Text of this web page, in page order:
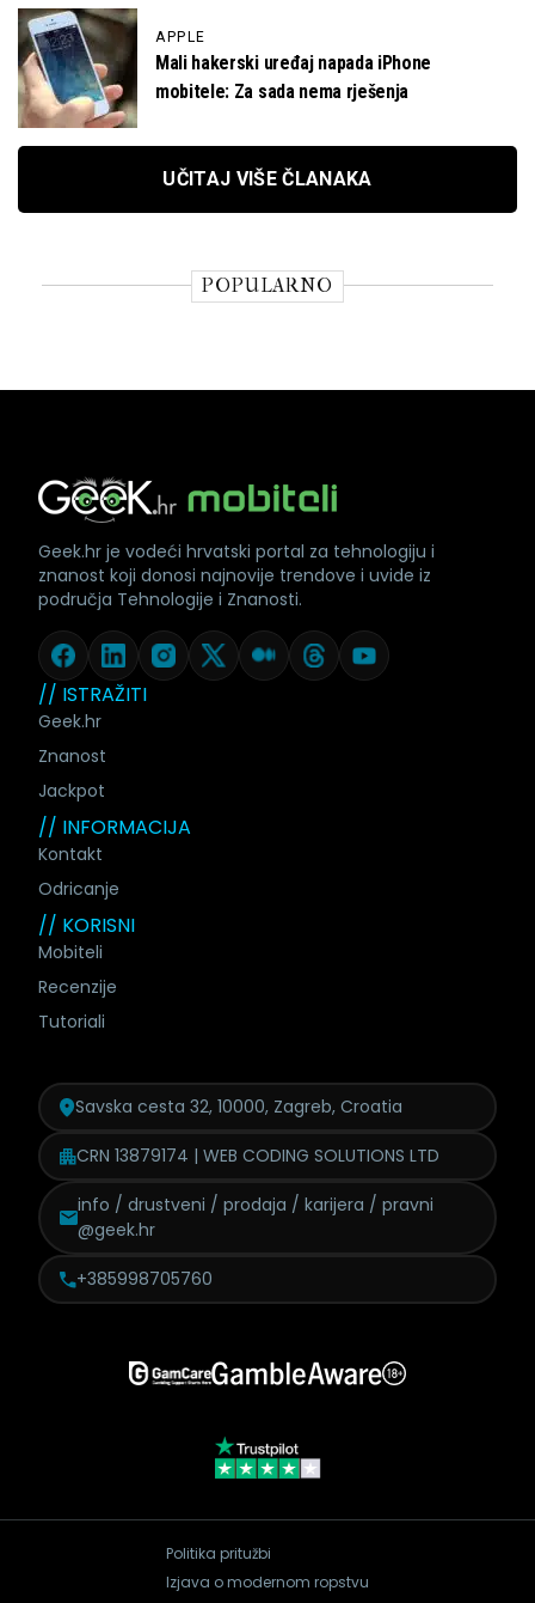
APPLE
Mali hakerski uređaj napada iPhone
mobitele: Za sada nema rješenja
UČITAJ VIŠE ČLANAKA
POPULARNO
// ISTRAŽITI
Geek.hr
Znanost
Jackpot
// INFORMACIJA
Kontakt
Odricanje
// KORISNI
Mobiteli
Recenzije
Tutoriali
Geek.hr je vodeći hrvatski portal za tehnologiju i
znanost koji donosi najnovije trendove i uvide iz
područja Tehnologije i Znanosti.
Savska cesta 32, 10000, Zagreb, Croatia
CRN 13879174 | WEB CODING SOLUTIONS LTD
info / drustveni / prodaja / karijera / pravni
@geek.hr
+385998705760
Politika pritužbi
Izjava o modernom ropstvu